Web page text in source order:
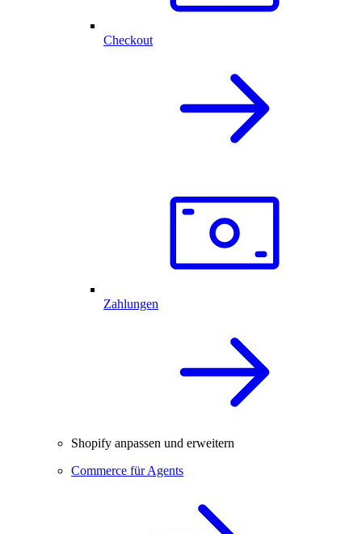
Checkout
Zahlungen
Shopify anpassen und erweitern
Commerce für Agents